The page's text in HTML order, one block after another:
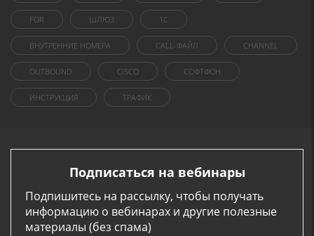
FOR ШЛЮЗ 1C
ВНУТРЕННИЕ НОМЕРА CALL-ФАЙЛ CHANNEL
OUTBOUND CISCO СОФТФОН
ИНСТРУКЦИЯ ТРАФИК
Подписаться на вебинары
Подпишитесь на рассылку, чтобы получать
информацию о вебинарах и другие полезные
материалы (без спама)